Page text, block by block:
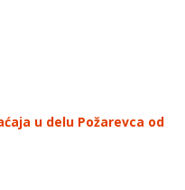
u delu Požarevca od